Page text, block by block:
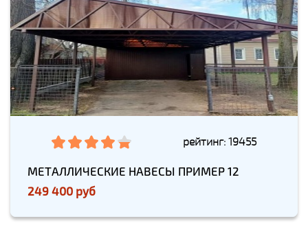
рейтинг: 19455
МЕТАЛЛИЧЕСКИЕ НАВЕСЫ ПРИМЕР 12
249 400 руб